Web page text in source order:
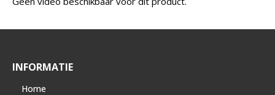
INFORMATIE
Home